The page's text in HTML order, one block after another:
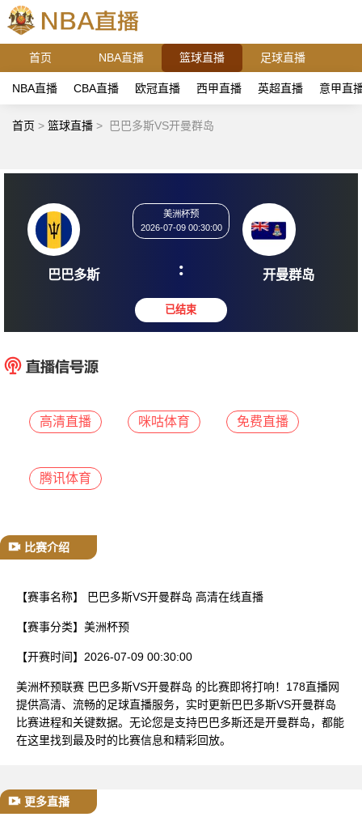
首页 NBA直播 篮球直播 足球直播
NBA直播 CBA直播 欧冠直播 西甲直播 英超直播 意甲直
首页 > 篮球直播 > 巴巴多斯VS开曼群岛
巴巴多斯
2026-07-09 00:30:00
: 开曼
高清直播 咪咕体育 免费直播
腾讯体育
比赛介绍
【赛事名称】 巴巴多斯VS开曼群岛 高清在线直播
【赛事分类】 美洲杯预
【开赛时间】 2026-07-09 00:30:00
美洲杯预联赛 巴巴多斯VS开曼群岛 的比赛即将打响！178直播网
提供高清、流畅的足球直播服务，实时更新巴巴多斯VS开曼群岛
比赛进程和关键数据。无论您是支持巴巴多斯还是开曼群岛，都能
在这里找到最及时的比赛信息和精彩回放。
更多直播